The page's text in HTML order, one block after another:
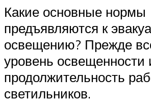
Какие основные нормы
предъявляются к
освещению? Прежде
уровень освещенности
продолжительность
светильников.